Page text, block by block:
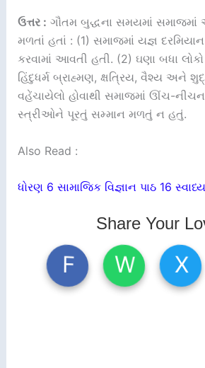
ઉત્તર : ગૌતમ બુદ્ધના સમયમાં સમાજમાં
મળતાં હતાં : (1) સમાજમાં યજ્ઞ
કરવામાં આવતી હતી. (2) ઘણા બધા લોકો
હિંદુધર્મ બ્રાહ્મણ, ક્ષત્રિય, વૈશ્ય અને
વહેંચાયેલો હોવાથી સમાજમાં ઊંચ-
સ્ત્રીઓને પૂરતું સમ્માન મળતું ન હતું.
Also Read :
ધોરણ 6 સામાજિક વિજ્ઞાન પાઠ 16
Share Your
F W X